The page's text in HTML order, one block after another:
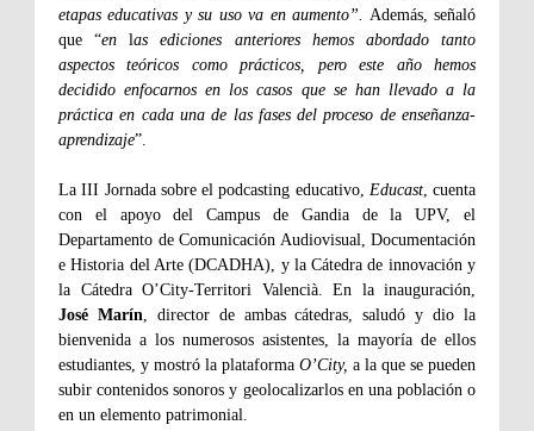
etapas educativas y su uso va en aumento”.
Además, señaló
que “enlas ediciones anteriores hemos abordado tanto
aspectos teóricos como prácticos, pero este año hemos
decidido enfocarnos en los casos que se han llevado a la
práctica en cada una de las fases del proceso de enseñanza-
aprendizaje”.
La III Jornada sobre el podcasting educativo, Educast, cuenta
con el apoyo del Campus de Gandia de la UPV, el
Departamento de Comunicación Audiovisual, Documentación
e Historia del Arte (DCADHA), y la Cátedra de innovación y
la Cátedra O’City-Territori Valencià. En la inauguración,
José Marín , director de ambas cátedras, saludó y dio la
bienvenida a los numerosos asistentes, la mayoría de ellos
estudiantes, y mostró la plataforma O’City, a la que se pueden
subir contenidos sonoros y geolocalizarlos en una población o
en un elemento patrimonial.